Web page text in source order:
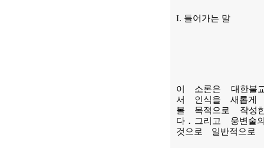
I. 들어가는 말
이 소론은 대한불
서 인식을 새롭게
볼 목적으로 작성
다．그리고 웅변술
것으로 일반적으로